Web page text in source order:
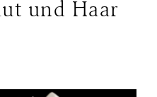
und Haar